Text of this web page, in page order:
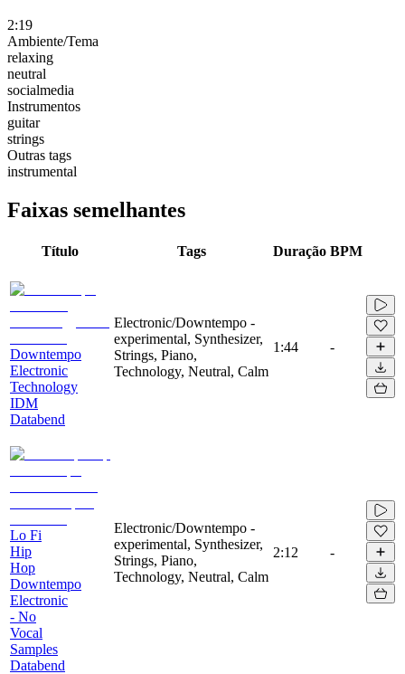
2:19
Ambiente/Tema
relaxing
neutral
socialmedia
Instrumentos
guitar
strings
Outras tags
instrumental
Faixas semelhantes
Título Tags Duração BPM
Downtempo
Electronic
Technology
IDM
Databend
Electronic/Downtempo -
experimental, Synthesizer,
Strings, Piano,
Technology, Neutral, Calm
1:44 -
Lo Fi
Hip
Hop
Downtempo
Electronic
- No
Vocal
Samples
Databend
Electronic/Downtempo -
experimental, Synthesizer,
Strings, Piano,
Technology, Neutral, Calm
2:12 -